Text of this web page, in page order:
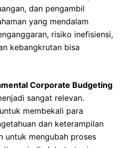
dan pengambil
yang mendalam
risiko inefisiensi,
kebangkrutan bisa
Corporate Budgeting
sangat relevan.
membekali para
dan keterampilan
untuk mengubah proses